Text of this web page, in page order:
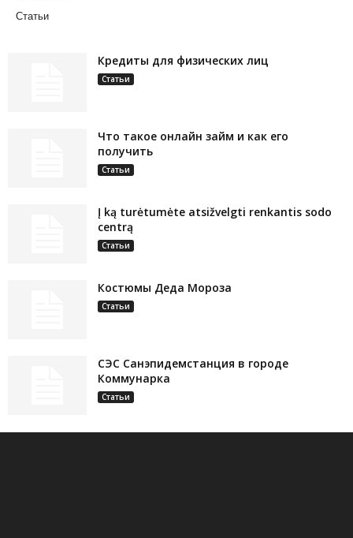
Статьи
Кредиты для физических лиц
Статьи
Что такое онлайн займ и как его
получить
Статьи
Į ką turėtumėte atsižvelgti renkantis sodo
centrą
Статьи
Костюмы Деда Мороза
Статьи
СЭС Санэпидемстанция в городе
Коммунарка
Статьи